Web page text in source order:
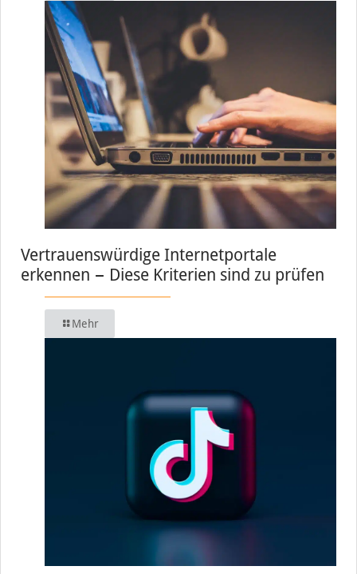
Vertrauenswürdige Internetportale
erkennen − Diese Kriterien sind zu prüfen
Mehr